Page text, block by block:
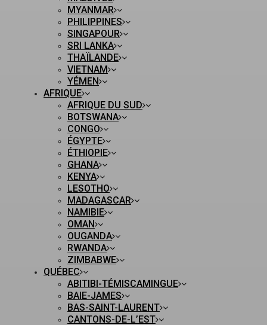
MYANMAR
PHILIPPINES
SINGAPOUR
SRI LANKA
THAÏLANDE
VIETNAM
YÉMEN
AFRIQUE
AFRIQUE DU SUD
BOTSWANA
CONGO
ÉGYPTE
ÉTHIOPIE
GHANA
KENYA
LESOTHO
MADAGASCAR
NAMIBIE
OMAN
OUGANDA
RWANDA
ZIMBABWE
QUÉBEC
ABITIBI-TÉMISCAMINGUE
BAIE-JAMES
BAS-SAINT-LAURENT
CANTONS-DE-L’EST